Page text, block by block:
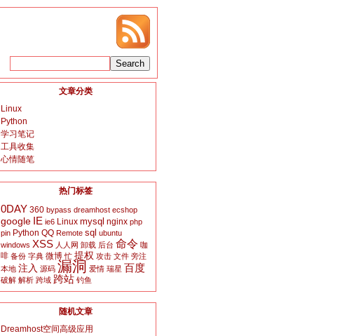
文章分类
Linux
Python
学习笔记
工具收集
心情随笔
热门标签
0DAY 360 bypass dreamhost ecshop
google IE ie6 Linux mysql nginx php
pin Python QQ Remote sql ubuntu
windows XSS 人人网 卸载 后台 命令 咖
啡 备份 字典 微博 忙 提权 攻击 文件 旁注
本地 注入 源码 漏洞 爱情 瑞星 百度
破解 解析 跨域 跨站 钓鱼
随机文章
Dreamhost空间高级应用